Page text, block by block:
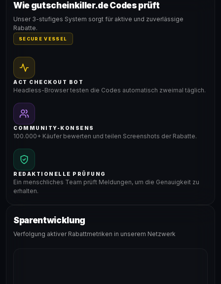
Gültig für teilnehmende Produkte
Wie gutscheinkiller.de Codes prüft
Unser 3-stufiges System sorgt für aktive und zuverlässige
Rabatte.
SECURE VESSEL
ACT CHECKOUT BOT
Headless-Browser testen die Codes automatisch zweimal täglich.
COMMUNITY-KONSENS
100.000+ Käufer bewerten und teilen Screenshots der Rabatte.
REDAKTIONELLE PRÜFUNG
Ein menschliches Team prüft Meldungen, um die Genauigkeit zu
erhalten.
Sparentwicklung
Verfolgung aktiver Rabattmetriken in unserem Netzwerk